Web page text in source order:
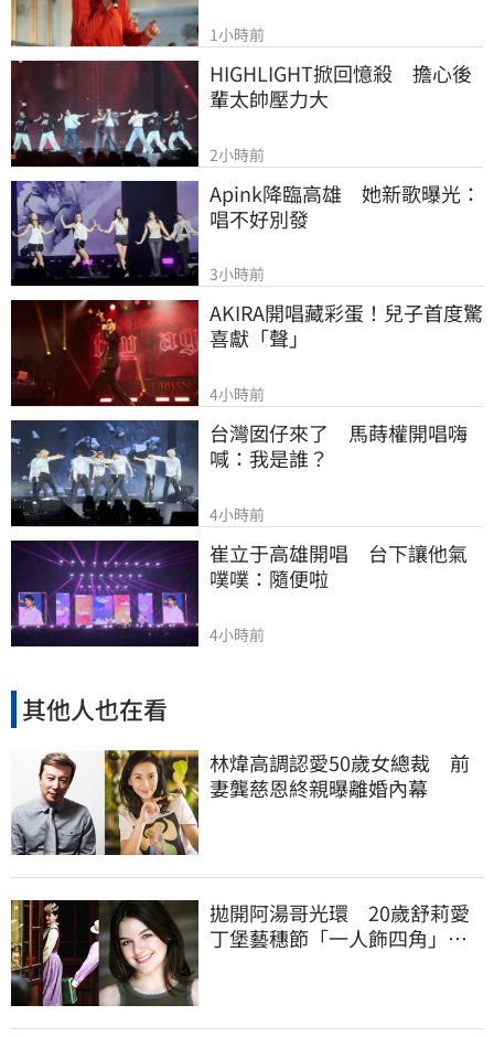
1小時前
HIGHLIGHT掀回憶殺　擔心後
輩太帥壓力大
2小時前
Apink降臨高雄　她新歌曝光：
唱不好別發
3小時前
AKIRA開唱藏彩蛋！兒子首度驚
喜獻「聲」
4小時前
台灣囡仔來了　馬蒔權開唱嗨
喊：我是誰？
4小時前
崔立于高雄開唱　台下讓他氣
噗噗：隨便啦
4小時前
其他人也在看
林煒高調認愛50歲女總裁 前
妻龔慈恩終親曝離婚內幕
拋開阿湯哥光環 20歲舒莉愛
丁堡藝穗節「一人飾四角」驚